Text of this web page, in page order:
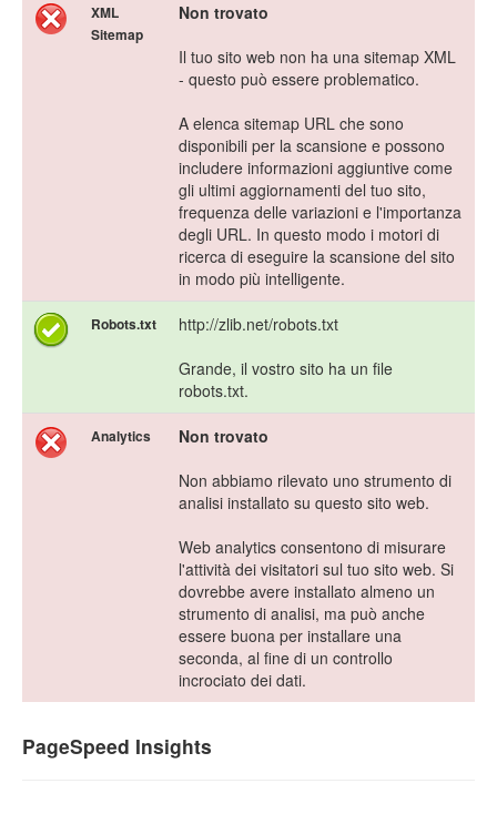
XML
Sitemap
Non trovato
Il tuo sito web non ha una sitemap XML
- questo può essere problematico.
A elenca sitemap URL che sono
disponibili per la scansione e possono
includere informazioni aggiuntive come
gli ultimi aggiornamenti del tuo sito,
frequenza delle variazioni e l'importanza
degli URL. In questo modo i motori di
ricerca di eseguire la scansione del sito
in modo più intelligente.
Robots.txt
http://zlib.net/robots.txt
Grande, il vostro sito ha un file
robots.txt.
Analytics
Non trovato
Non abbiamo rilevato uno strumento di
analisi installato su questo sito web.
Web analytics consentono di misurare
l'attività dei visitatori sul tuo sito web. Si
dovrebbe avere installato almeno un
strumento di analisi, ma può anche
essere buona per installare una
seconda, al fine di un controllo
incrociato dei dati.
PageSpeed Insights